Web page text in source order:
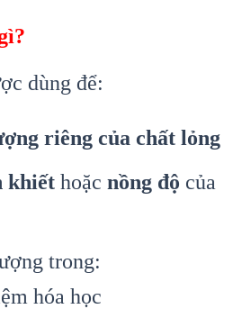
dùng để:
riêng của chất lỏng
khiết hoặc nồng độ của
trong:
hóa học